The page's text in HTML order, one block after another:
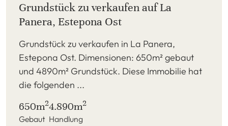
Grundstück zu verkaufen auf La
Panera, Estepona Ost
Grundstück zu verkaufen in La Panera,
Estepona Ost. Dimensionen: 650m² gebaut
und 4890m² Grundstück. Diese Immobilie hat
die folgenden ...
650m2
Gebaut
4.890m2
Handlung